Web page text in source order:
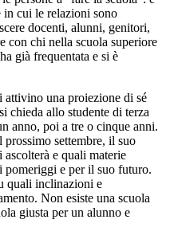
in cui le relazioni sono
docenti, alunni, genitori,
con chi nella scuola superiore
già frequentata e si è
attivino una proiezione di sé
chieda allo studente di terza
anno, poi a tre o cinque anni.
settembre, il suo
e quali materie
pomeriggi e per il suo futuro.
quali inclinazioni e
Non esiste una scuola
giusta per un alunno e